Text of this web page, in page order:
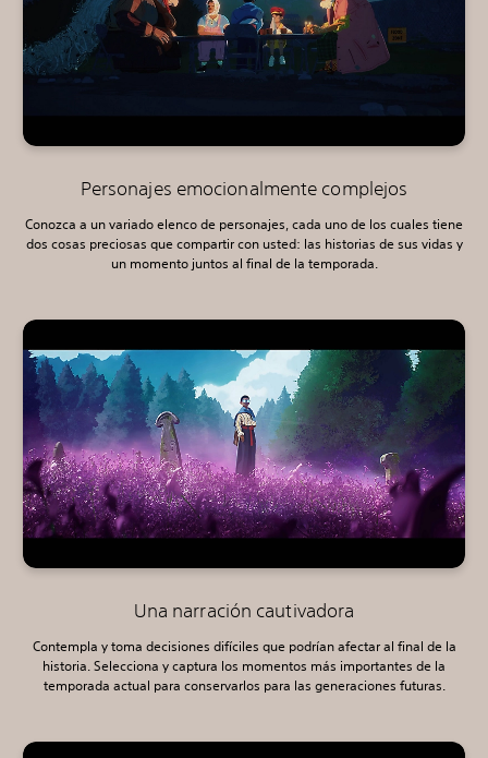
Personajes emocionalmente complejos
Conozca a un variado elenco de personajes, cada uno de los cuales tiene
dos cosas preciosas que compartir con usted: las historias de sus vidas y
un momento juntos al final de la temporada.
Una narración cautivadora
Contempla y toma decisiones difíciles que podrían afectar al final de la
historia. Selecciona y captura los momentos más importantes de la
temporada actual para conservarlos para las generaciones futuras.